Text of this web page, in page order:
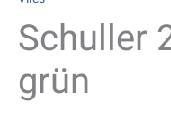
Schuller
grün